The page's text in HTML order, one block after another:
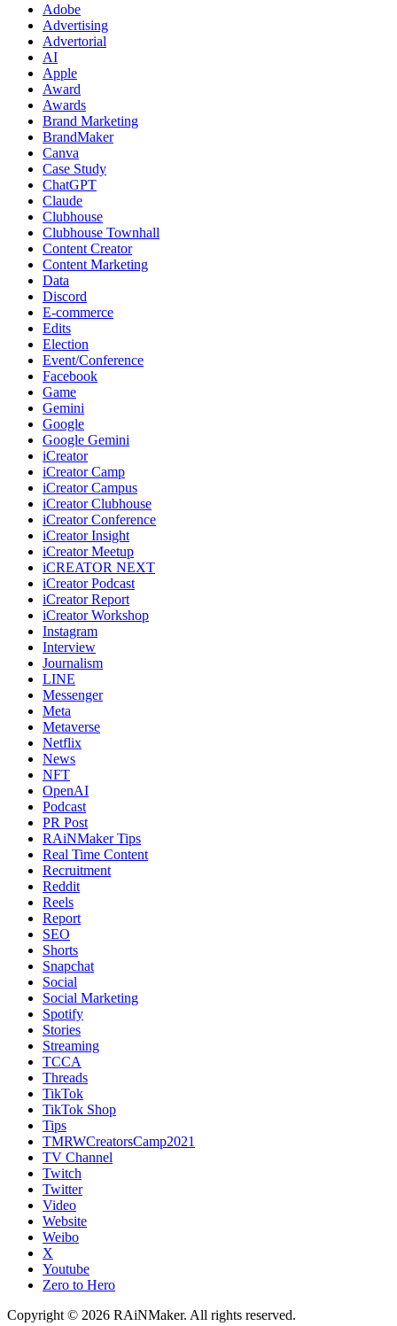
Adobe
Advertising
Advertorial
AI
Apple
Award
Awards
Brand Marketing
BrandMaker
Canva
Case Study
ChatGPT
Claude
Clubhouse
Clubhouse Townhall
Content Creator
Content Marketing
Data
Discord
E-commerce
Edits
Election
Event/Conference
Facebook
Game
Gemini
Google
Google Gemini
iCreator
iCreator Camp
iCreator Campus
iCreator Clubhouse
iCreator Conference
iCreator Insight
iCreator Meetup
iCREATOR NEXT
iCreator Podcast
iCreator Report
iCreator Workshop
Instagram
Interview
Journalism
LINE
Messenger
Meta
Metaverse
Netflix
News
NFT
OpenAI
Podcast
PR Post
RAiNMaker Tips
Real Time Content
Recruitment
Reddit
Reels
Report
SEO
Shorts
Snapchat
Social
Social Marketing
Spotify
Stories
Streaming
TCCA
Threads
TikTok
TikTok Shop
Tips
TMRWCreatorsCamp2021
TV Channel
Twitch
Twitter
Video
Website
Weibo
X
Youtube
Zero to Hero
Copyright © 2026 RAiNMaker. All rights reserved.